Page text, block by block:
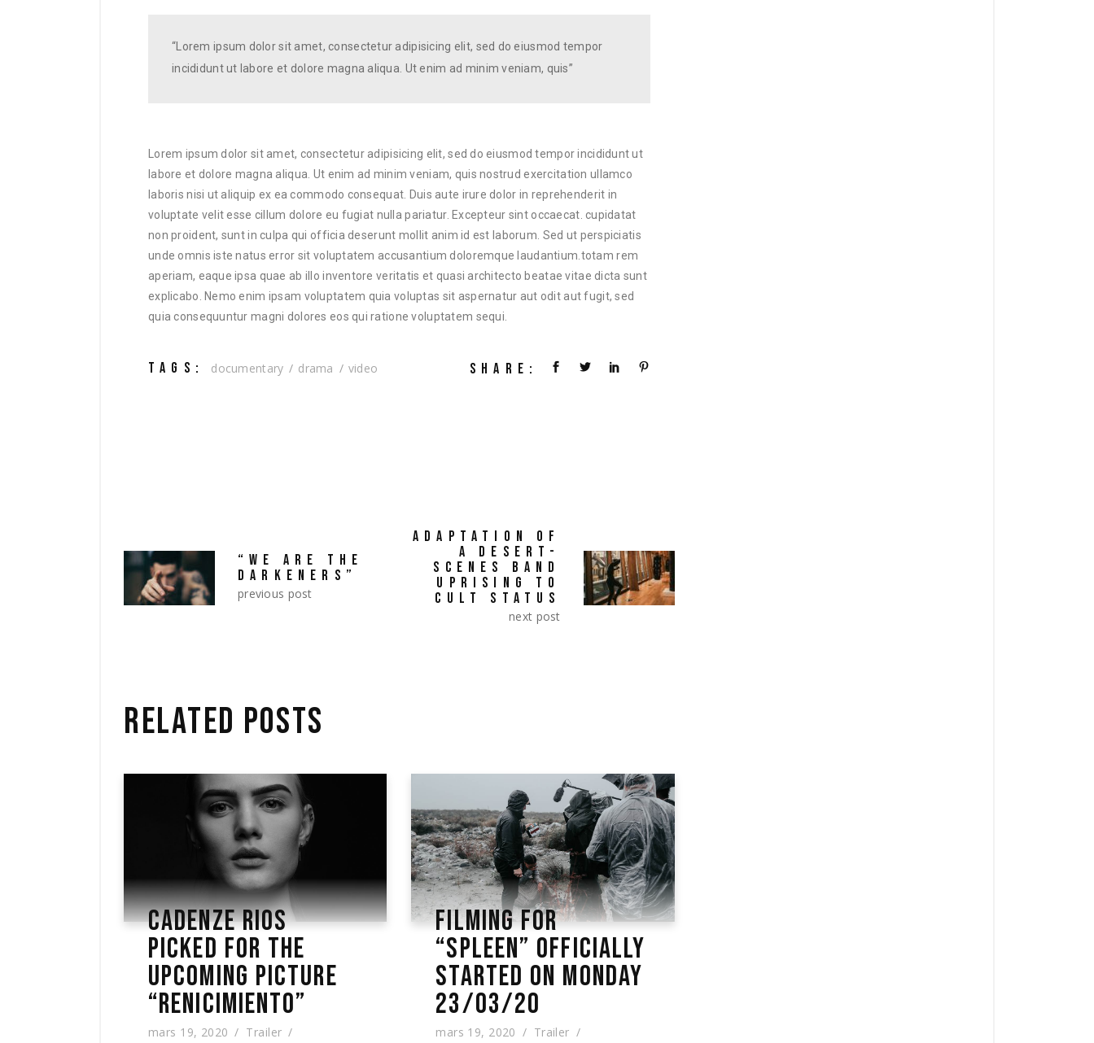
“Lorem ipsum dolor sit amet, consectetur adipisicing elit, sed do eiusmod tempor
incididunt ut labore et dolore magna aliqua. Ut enim ad minim veniam, quis”
Lorem ipsum dolor sit amet, consectetur adipisicing elit, sed do eiusmod tempor incididunt ut
labore et dolore magna aliqua. Ut enim ad minim veniam, quis nostrud exercitation ullamco
laboris nisi ut aliquip ex ea commodo consequat. Duis aute irure dolor in reprehenderit in
voluptate velit esse cillum dolore eu fugiat nulla pariatur. Excepteur sint occaecat. cupidatat
non proident, sunt in culpa qui officia deserunt mollit anim id est laborum. Sed ut perspiciatis
unde omnis iste natus error sit voluptatem accusantium doloremque laudantium.totam rem
aperiam, eaque ipsa quae ab illo inventore veritatis et quasi architecto beatae vitae dicta sunt
explicabo. Nemo enim ipsam voluptatem quia voluptas sit aspernatur aut odit aut fugit, sed
quia consequuntur magni dolores eos qui ratione voluptatem sequi.
TAGS: documentary drama video SHARE:
“WE ARE THE
DARKENERS”
previous post
ADAPTATION OF
A DESERT-
SCENES BAND
UPRISING TO
CULT STATUS
next post
RELATED POSTS
CADENZE RIOS
PICKED FOR THE
UPCOMING PICTURE
“RENICIMIENTO”
mars 19, 2020
Trailer
FILMING FOR
“SPLEEN” OFFICIALLY
STARTED ON MONDAY
23/03/20
mars 19, 2020
Trailer